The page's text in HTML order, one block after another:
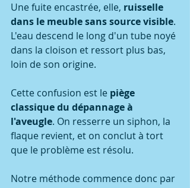
Une fuite encastrée, elle, ruisselle
dans le meuble sans source visible.
L'eau descend le long d'un tube noyé
dans la cloison et ressort plus bas,
loin de son origine.
Cette confusion est le piège
classique du dépannage à
l'aveugle. On resserre un siphon, la
flaque revient, et on conclut à tort
que le problème est résolu.
Notre méthode commence donc par